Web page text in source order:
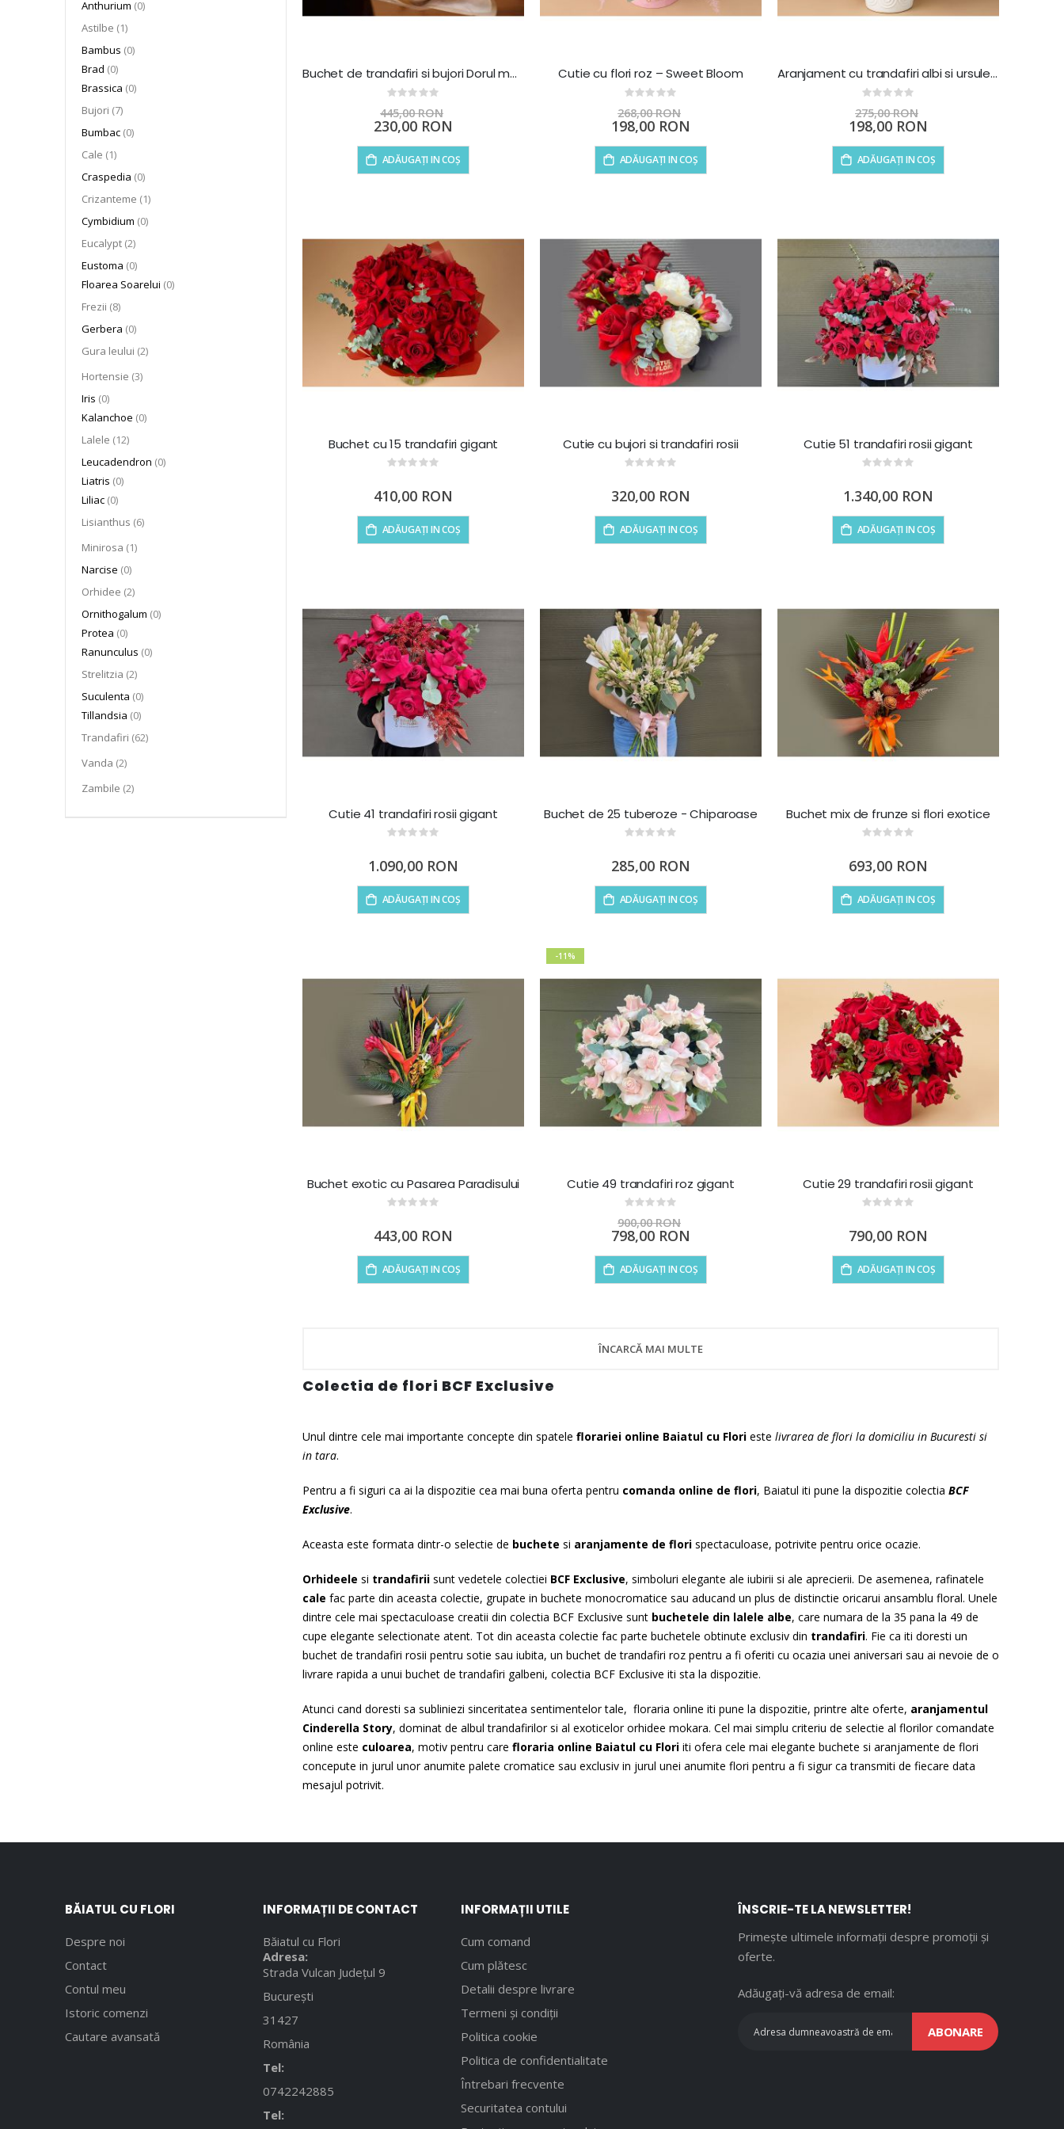
Buchet de trandafiri si bujori Dorul ma ia
Rating:
445,00 RON
Preț
special
230,00 RON
ADĂUGAȚI IN COȘ
Cutie cu flori roz – Sweet Bloom
Rating:
268,00 RON
Preț
special
198,00 RON
ADĂUGAȚI IN COȘ
Aranjament cu trandafiri albi si ursulet - White Dream
Rating:
275,00 RON
Preț
special
198,00 RON
ADĂUGAȚI IN COȘ
Buchet cu 15 trandafiri gigant
Rating:
410,00 RON
ADĂUGAȚI IN COȘ
Cutie cu bujori si trandafiri rosii
Rating:
320,00 RON
ADĂUGAȚI IN COȘ
Cutie 51 trandafiri rosii gigant
Rating:
1.340,00 RON
ADĂUGAȚI IN COȘ
Cutie 41 trandafiri rosii gigant
Rating:
1.090,00 RON
ADĂUGAȚI IN COȘ
Buchet de 25 tuberoze - Chiparoase
Rating:
285,00 RON
ADĂUGAȚI IN COȘ
Buchet mix de frunze si flori exotice
Rating:
693,00 RON
ADĂUGAȚI IN COȘ
Buchet exotic cu Pasarea Paradisului
Rating:
443,00 RON
ADĂUGAȚI IN COȘ
-11%
Cutie 49 trandafiri roz gigant
Rating:
0%
900,00 RON
Preț
special
798,00 RON
ADĂUGAȚI IN COȘ
Cutie 29 trandafiri rosii gigant
Rating:
790,00 RON
ADĂUGAȚI IN COȘ
ÎNCARCĂ MAI MULTE
Colectia de flori BCF Exclusive
Unul dintre cele mai importante concepte din spatele florariei online Baiatul cu Flori este livrarea de flori la domiciliu in Bucuresti si
in tara.
Pentru a fi siguri ca ai la dispozitie cea mai buna oferta pentru comanda online de flori, Baiatul iti pune la dispozitie colectia BCF
Exclusive.
Aceasta este formata dintr-o selectie de buchete si aranjamente de flori spectaculoase, potrivite pentru orice ocazie.
Orhideele si trandafirii sunt vedetele colectiei BCF Exclusive, simboluri elegante ale iubirii si ale aprecierii. De asemenea, rafinatele
cale fac parte din aceasta colectie, grupate in buchete monocromatice sau aducand un plus de distinctie oricarui ansamblu floral. Unele
dintre cele mai spectaculoase creatii din colectia BCF Exclusive sunt buchetele din lalele albe, care numara de la 35 pana la 49 de
cupe elegante selectionate atent. Tot din aceasta colectie fac parte buchetele obtinute exclusiv din trandafiri. Fie ca iti doresti un
buchet de trandafiri rosii pentru sotie sau iubita, un buchet de trandafiri roz pentru a fi oferiti cu ocazia unei aniversari sau ai nevoie de o
livrare rapida a unui buchet de trandafiri galbeni, colectia BCF Exclusive iti sta la dispozitie.
Atunci cand doresti sa subliniezi sinceritatea sentimentelor tale, floraria online iti pune la dispozitie, printre alte oferte, aranjamentul
Cinderella Story, dominat de albul trandafirilor si al exoticelor orhidee mokara. Cel mai simplu criteriu de selectie al florilor comandate
online este culoarea, motiv pentru care floraria online Baiatul cu Flori iti ofera cele mai elegante buchete si aranjamente de flori
concepute in jurul unor anumite palete cromatice sau exclusiv in jurul unei anumite flori pentru a fi sigur ca transmiti de fiecare data
mesajul potrivit.
Anthurium 0articole
Astilbe 1articol
Bambus 0articole
Brad 0articole
Brassica 0articole
Bujori 7articol
Bumbac 0articole
Cale 1articol
Craspedia 0articole
Crizanteme 1articol
Cymbidium 0articole
Eucalypt 2articol
Eustoma 0articole
Floarea Soarelui 0articole
Frezii 8articol
Gerbera 0articole
Gura leului 2articol
Hortensie 3articol
Iris 0articole
Kalanchoe 0articole
Lalele 12articol
Leucadendron 0articole
Liatris 0articole
Liliac 0articole
Lisianthus 6articol
Minirosa 1articol
Narcise 0articole
Orhidee 2articol
Ornithogalum 0articole
Protea 0articole
Ranunculus 0articole
Strelitzia 2articol
Suculenta 0articole
Tillandsia 0articole
Trandafiri 62articol
Vanda 2articol
Zambile 2articol
BĂIATUL CU FLORI
Despre noi
Contact
Contul meu
Istoric comenzi
Cautare avansată
INFORMAȚII DE CONTACT
Băiatul cu Flori
Adresa:
Strada Vulcan Județul 9
București
31427
România
Tel:
0742242885
Tel:
INFORMAȚII UTILE
Cum comand
Cum plătesc
Detalii despre livrare
Termeni și condiții
Politica cookie
Politica de confidentialitate
Întrebari frecvente
Securitatea contului
ÎNSCRIE-TE LA NEWSLETTER!
Primește ultimele informații despre promoții și
oferte.
Adăugați-vă adresa de email:
ABONARE